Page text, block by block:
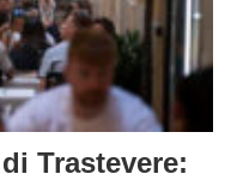
Trastevere: